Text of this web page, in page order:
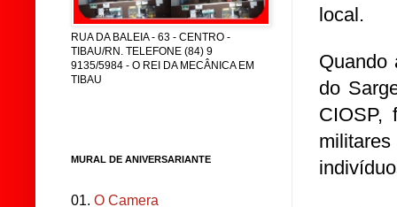
local.
Quando
do
CIOSP,
RUA DA BALEIA - 63 - CENTRO -
TIBAU/RN. TELEFONE (84) 9
9135/5984 - O REI DA MECÂNICA EM
TIBAU
MURAL DE ANIVERSARIANTE
01. O Camera